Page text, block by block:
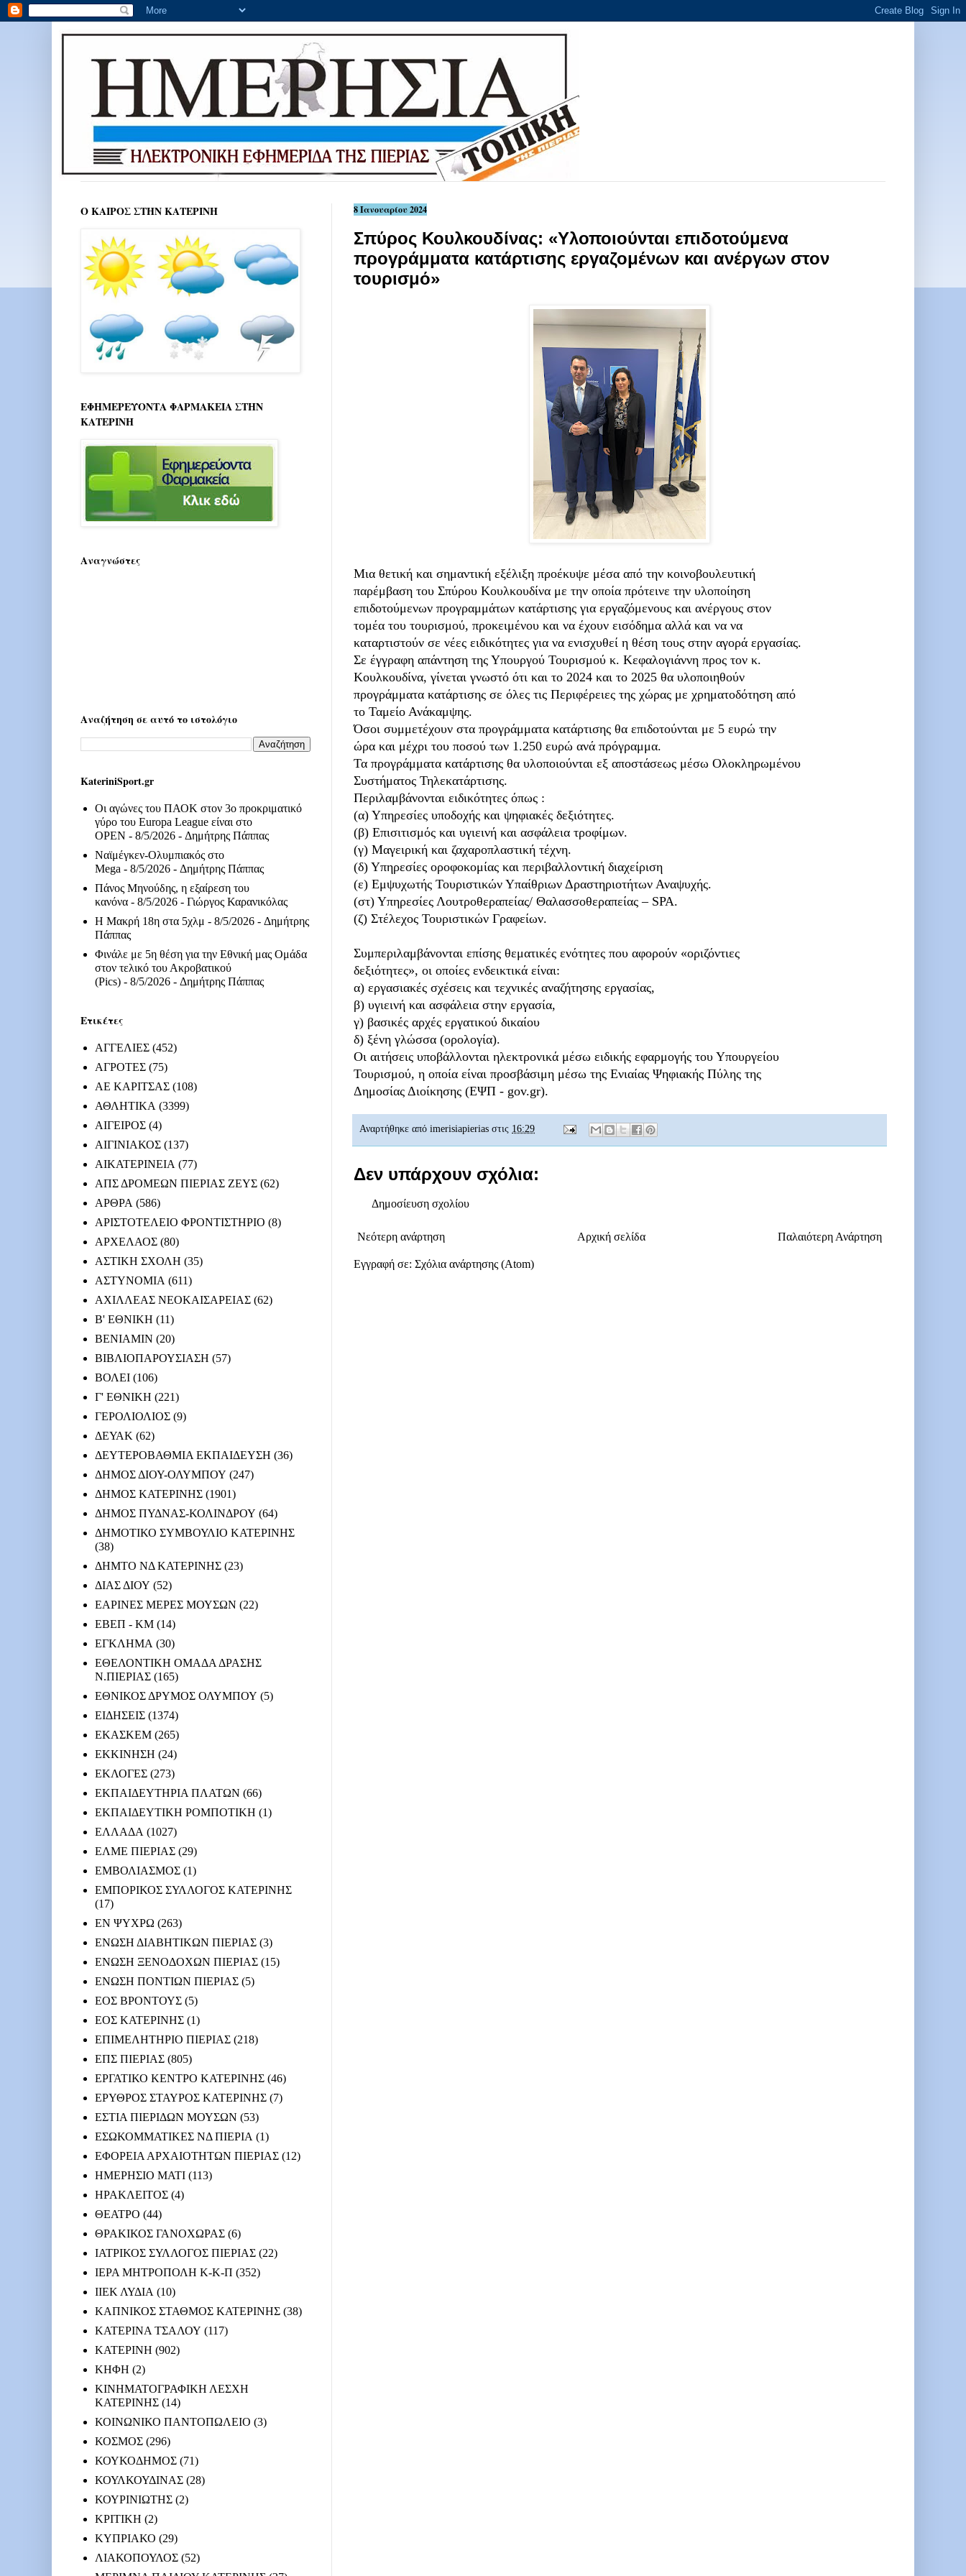
8 Ιανουαρίου 2024
Σπύρος Κουλκουδίνας: «Υλοποιούνται επιδοτούμενα
προγράμματα κατάρτισης εργαζομένων και ανέργων στον
τουρισμό»
Μια θετική και σημαντική εξέλιξη προέκυψε μέσα από την κοινοβουλευτική
παρέμβαση του Σπύρου Κουλκουδίνα με την οποία πρότεινε την υλοποίηση
επιδοτούμενων προγραμμάτων κατάρτισης για εργαζόμενους και ανέργους στον
τομέα του τουρισμού, προκειμένου και να έχουν εισόδημα αλλά και να να
καταρτιστούν σε νέες ειδικότητες για να ενισχυθεί η θέση τους στην αγορά εργασίας.
Σε έγγραφη απάντηση της Υπουργού Τουρισμού κ. Κεφαλογιάννη προς τον κ.
Κουλκουδίνα, γίνεται γνωστό ότι και το 2024 και το 2025 θα υλοποιηθούν
προγράμματα κατάρτισης σε όλες τις Περιφέρειες της χώρας με χρηματοδότηση από
το Ταμείο Ανάκαμψης.
Όσοι συμμετέχουν στα προγράμματα κατάρτισης θα επιδοτούνται με 5 ευρώ την
ώρα και μέχρι του ποσού των 1.250 ευρώ ανά πρόγραμμα.
Τα προγράμματα κατάρτισης θα υλοποιούνται εξ αποστάσεως μέσω Ολοκληρωμένου
Συστήματος Τηλεκατάρτισης.
Περιλαμβάνονται ειδικότητες όπως :
(α) Υπηρεσίες υποδοχής και ψηφιακές δεξιότητες.
(β) Επισιτισμός και υγιεινή και ασφάλεια τροφίμων.
(γ) Μαγειρική και ζαχαροπλαστική τέχνη.
(δ) Υπηρεσίες οροφοκομίας και περιβαλλοντική διαχείριση
(ε) Εμψυχωτής Τουριστικών Υπαίθριων Δραστηριοτήτων Αναψυχής.
(στ) Υπηρεσίες Λουτροθεραπείας/ Θαλασσοθεραπείας – SPA.
(ζ) Στέλεχος Τουριστικών Γραφείων.
Συμπεριλαμβάνονται επίσης θεματικές ενότητες που αφορούν «οριζόντιες
δεξιότητες», οι οποίες ενδεικτικά είναι:
α) εργασιακές σχέσεις και τεχνικές αναζήτησης εργασίας,
β) υγιεινή και ασφάλεια στην εργασία,
γ) βασικές αρχές εργατικού δικαίου
δ) ξένη γλώσσα (ορολογία).
Οι αιτήσεις υποβάλλονται ηλεκτρονικά μέσω ειδικής εφαρμογής του Υπουργείου
Τουρισμού, η οποία είναι προσβάσιμη μέσω της Ενιαίας Ψηφιακής Πύλης της
Δημοσίας Διοίκησης (ΕΨΠ - gov.gr).
Αναρτήθηκε από imerisiapierias στις 16:29
Δεν υπάρχουν σχόλια:
Δημοσίευση σχολίου
Νεότερη ανάρτηση Παλαιότερη Ανάρτηση
Αρχική σελίδα
Εγγραφή σε: Σχόλια ανάρτησης (Atom)
Ο ΚΑΙΡΟΣ ΣΤΗΝ ΚΑΤΕΡΙΝΗ
ΕΦΗΜΕΡΕΥΟΝΤΑ ΦΑΡΜΑΚΕΙΑ ΣΤΗΝ
ΚΑΤΕΡΙΝΗ
Αναγνώστες
Αναζήτηση σε αυτό το ιστολόγιο
KateriniSport.gr
Οι αγώνες του ΠΑΟΚ στον 3ο προκριματικό
γύρο του Europa League είναι στο
OPEN - 8/5/2026 - Δημήτρης Πάππας
Ναϊμέγκεν-Ολυμπιακός στο
Mega - 8/5/2026 - Δημήτρης Πάππας
Πάνος Μηνούδης, η εξαίρεση του
κανόνα - 8/5/2026 - Γιώργος Καρανικόλας
Η Μακρή 18η στα 5χλμ - 8/5/2026 - Δημήτρης
Πάππας
Φινάλε με 5η θέση για την Εθνική μας Ομάδα
στον τελικό του Ακροβατικού
(Pics) - 8/5/2026 - Δημήτρης Πάππας
Ετικέτες
ΑΓΓΕΛΙΕΣ (452)
ΑΓΡΟΤΕΣ (75)
ΑΕ ΚΑΡΙΤΣΑΣ (108)
ΑΘΛΗΤΙΚΑ (3399)
ΑΙΓΕΙΡΟΣ (4)
ΑΙΓΙΝΙΑΚΟΣ (137)
ΑΙΚΑΤΕΡΙΝΕΙΑ (77)
ΑΠΣ ΔΡΟΜΕΩΝ ΠΙΕΡΙΑΣ ΖΕΥΣ (62)
ΑΡΘΡΑ (586)
ΑΡΙΣΤΟΤΕΛΕΙΟ ΦΡΟΝΤΙΣΤΗΡΙΟ (8)
ΑΡΧΕΛΑΟΣ (80)
ΑΣΤΙΚΗ ΣΧΟΛΗ (35)
ΑΣΤΥΝΟΜΙΑ (611)
ΑΧΙΛΛΕΑΣ ΝΕΟΚΑΙΣΑΡΕΙΑΣ (62)
Β' ΕΘΝΙΚΗ (11)
ΒΕΝΙΑΜΙΝ (20)
ΒΙΒΛΙΟΠΑΡΟΥΣΙΑΣΗ (57)
ΒΟΛΕΙ (106)
Γ' ΕΘΝΙΚΗ (221)
ΓΕΡΟΛΙΟΛΙΟΣ (9)
ΔΕΥΑΚ (62)
ΔΕΥΤΕΡΟΒΑΘΜΙΑ ΕΚΠΑΙΔΕΥΣΗ (36)
ΔΗΜΟΣ ΔΙΟΥ-ΟΛΥΜΠΟΥ (247)
ΔΗΜΟΣ ΚΑΤΕΡΙΝΗΣ (1901)
ΔΗΜΟΣ ΠΥΔΝΑΣ-ΚΟΛΙΝΔΡΟΥ (64)
ΔΗΜΟΤΙΚΟ ΣΥΜΒΟΥΛΙΟ ΚΑΤΕΡΙΝΗΣ
(38)
ΔΗΜΤΟ ΝΔ ΚΑΤΕΡΙΝΗΣ (23)
ΔΙΑΣ ΔΙΟΥ (52)
ΕΑΡΙΝΕΣ ΜΕΡΕΣ ΜΟΥΣΩΝ (22)
ΕΒΕΠ - ΚΜ (14)
ΕΓΚΛΗΜΑ (30)
ΕΘΕΛΟΝΤΙΚΗ ΟΜΑΔΑ ΔΡΑΣΗΣ
Ν.ΠΙΕΡΙΑΣ (165)
ΕΘΝΙΚΟΣ ΔΡΥΜΟΣ ΟΛΥΜΠΟΥ (5)
ΕΙΔΗΣΕΙΣ (1374)
ΕΚΑΣΚΕΜ (265)
ΕΚΚΙΝΗΣΗ (24)
ΕΚΛΟΓΕΣ (273)
ΕΚΠΑΙΔΕΥΤΗΡΙΑ ΠΛΑΤΩΝ (66)
ΕΚΠΑΙΔΕΥΤΙΚΗ ΡΟΜΠΟΤΙΚΗ (1)
ΕΛΛΑΔΑ (1027)
ΕΛΜΕ ΠΙΕΡΙΑΣ (29)
ΕΜΒΟΛΙΑΣΜΟΣ (1)
ΕΜΠΟΡΙΚΟΣ ΣΥΛΛΟΓΟΣ ΚΑΤΕΡΙΝΗΣ
(17)
ΕΝ ΨΥΧΡΩ (263)
ΕΝΩΣΗ ΔΙΑΒΗΤΙΚΩΝ ΠΙΕΡΙΑΣ (3)
ΕΝΩΣΗ ΞΕΝΟΔΟΧΩΝ ΠΙΕΡΙΑΣ (15)
ΕΝΩΣΗ ΠΟΝΤΙΩΝ ΠΙΕΡΙΑΣ (5)
ΕΟΣ ΒΡΟΝΤΟΥΣ (5)
ΕΟΣ ΚΑΤΕΡΙΝΗΣ (1)
ΕΠΙΜΕΛΗΤΗΡΙΟ ΠΙΕΡΙΑΣ (218)
ΕΠΣ ΠΙΕΡΙΑΣ (805)
ΕΡΓΑΤΙΚΟ ΚΕΝΤΡΟ ΚΑΤΕΡΙΝΗΣ (46)
ΕΡΥΘΡΟΣ ΣΤΑΥΡΟΣ ΚΑΤΕΡΙΝΗΣ (7)
ΕΣΤΙΑ ΠΙΕΡΙΔΩΝ ΜΟΥΣΩΝ (53)
ΕΣΩΚΟΜΜΑΤΙΚΕΣ ΝΔ ΠΙΕΡΙΑ (1)
ΕΦΟΡΕΙΑ ΑΡΧΑΙΟΤΗΤΩΝ ΠΙΕΡΙΑΣ (12)
ΗΜΕΡΗΣΙΟ ΜΑΤΙ (113)
ΗΡΑΚΛΕΙΤΟΣ (4)
ΘΕΑΤΡΟ (44)
ΘΡΑΚΙΚΟΣ ΓΑΝΟΧΩΡΑΣ (6)
ΙΑΤΡΙΚΟΣ ΣΥΛΛΟΓΟΣ ΠΙΕΡΙΑΣ (22)
ΙΕΡΑ ΜΗΤΡΟΠΟΛΗ Κ-Κ-Π (352)
ΙΙΕΚ ΛΥΔΙΑ (10)
ΚΑΠΝΙΚΟΣ ΣΤΑΘΜΟΣ ΚΑΤΕΡΙΝΗΣ (38)
ΚΑΤΕΡΙΝΑ ΤΣΑΛΟΥ (117)
ΚΑΤΕΡΙΝΗ (902)
ΚΗΦΗ (2)
ΚΙΝΗΜΑΤΟΓΡΑΦΙΚΗ ΛΕΣΧΗ
ΚΑΤΕΡΙΝΗΣ (14)
ΚΟΙΝΩΝΙΚΟ ΠΑΝΤΟΠΩΛΕΙΟ (3)
ΚΟΣΜΟΣ (296)
ΚΟΥΚΟΔΗΜΟΣ (71)
ΚΟΥΛΚΟΥΔΙΝΑΣ (28)
ΚΟΥΡΙΝΙΩΤΗΣ (2)
ΚΡΙΤΙΚΗ (2)
ΚΥΠΡΙΑΚΟ (29)
ΛΙΑΚΟΠΟΥΛΟΣ (52)